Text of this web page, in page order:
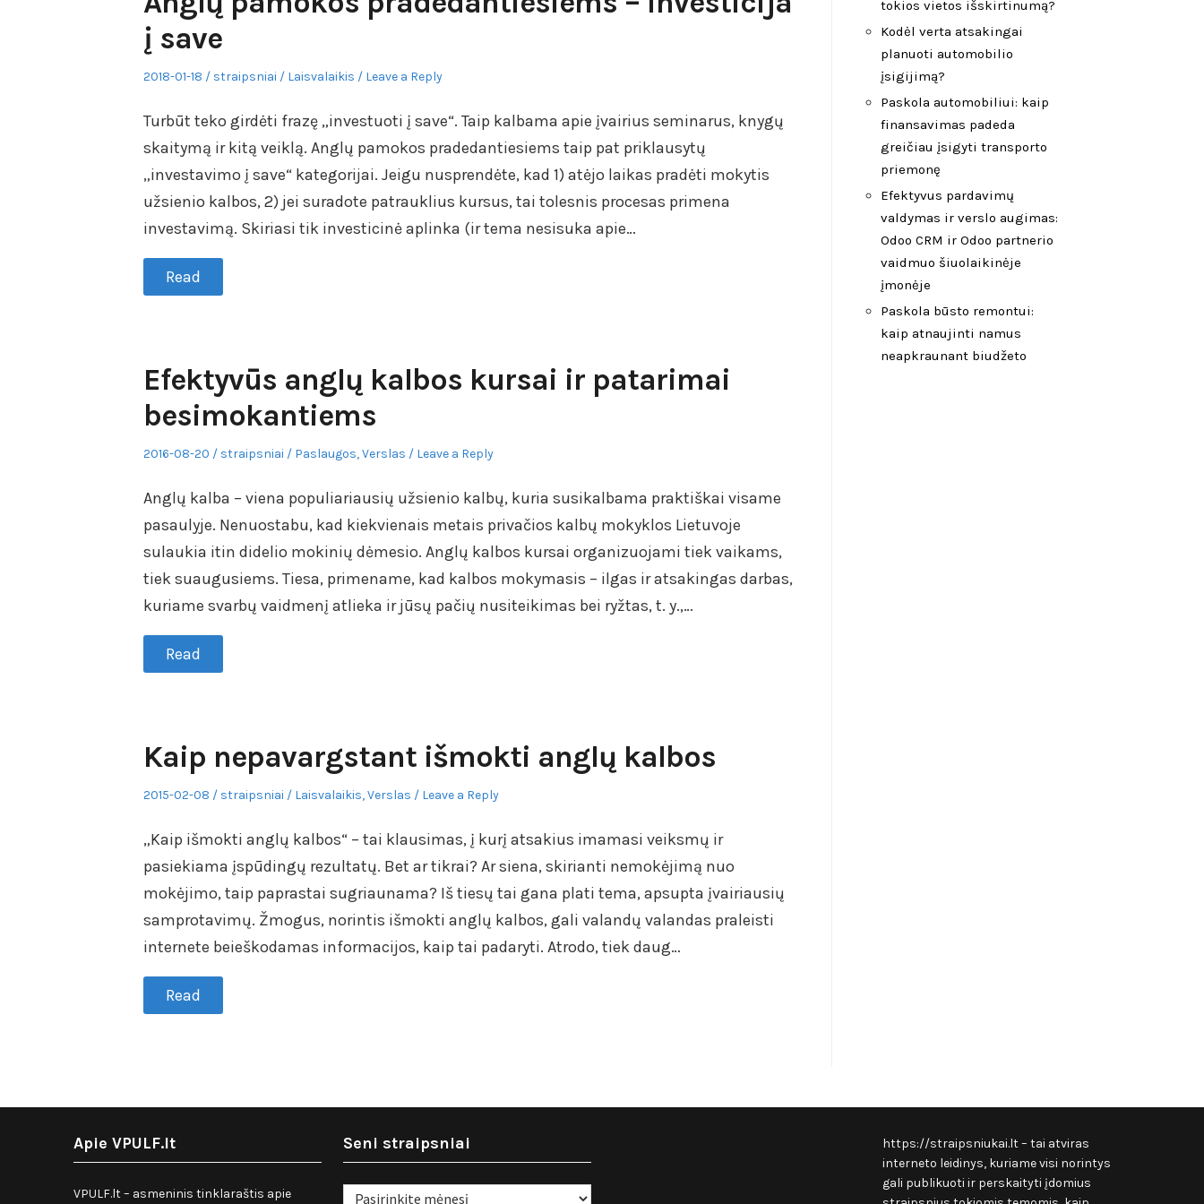
į save
Posted
2018-01-18 Author
straipsniai
Posted
Laisvalaikis Leave a Reply
Turbūt teko girdėti frazę „investuoti į save“. Taip kalbama apie įvairius seminarus, knygų
skaitymą ir kitą veiklą. Anglų pamokos pradedantiesiems taip pat priklausytų
„investavimo į save“ kategorijai. Jeigu nusprendėte, kad 1) atėjo laikas pradėti mokytis
užsienio kalbos, 2) jei suradote patrauklius kursus, tai tolesnis procesas primena
investavimą. Skiriasi tik investicinė aplinka (ir tema nesisuka apie…
Read
Efektyvūs anglų kalbos kursai ir patarimai
besimokantiems
Posted
2016-08-20 Author
straipsniai
Posted
Paslaugos,Verslas Leave a Reply
Anglų kalba – viena populiariausių užsienio kalbų, kuria susikalbama praktiškai visame
pasaulyje. Nenuostabu, kad kiekvienais metais privačios kalbų mokyklos Lietuvoje
sulaukia itin didelio mokinių dėmesio. Anglų kalbos kursai organizuojami tiek vaikams,
tiek suaugusiems. Tiesa, primename, kad kalbos mokymasis – ilgas ir atsakingas darbas,
kuriame svarbų vaidmenį atlieka ir jūsų pačių nusiteikimas bei ryžtas, t. y.,…
Read
Kaip nepavargstant išmokti anglų kalbos
Posted
2015-02-08 Author
straipsniai
Posted
Laisvalaikis,Verslas Leave a Reply
„Kaip išmokti anglų kalbos“ – tai klausimas, į kurį atsakius imamasi veiksmų ir
pasiekiama įspūdingų rezultatų. Bet ar tikrai? Ar siena, skirianti nemokėjimą nuo
mokėjimo, taip paprastai sugriaunama? Iš tiesų tai gana plati tema, apsupta įvairiausių
samprotavimų. Žmogus, norintis išmokti anglų kalbos, gali valandų valandas praleisti
internete beieškodamas informacijos, kaip tai padaryti. Atrodo, tiek daug…
Read
tokios vietos išskirtinumą?
Kodėl verta atsakingai
planuoti automobilio
įsigijimą?
Paskola automobiliui: kaip
finansavimas padeda
greičiau įsigyti transporto
priemonę
Efektyvus pardavimų
valdymas ir verslo augimas:
Odoo CRM ir Odoo partnerio
vaidmuo šiuolaikinėje
įmonėje
Paskola būsto remontui:
kaip atnaujinti namus
neapkraunant biudžeto
Apie VPULF.lt
VPULF.lt – asmeninis tinklaraštis apie
Seni straipsniai
Seni
https://straipsniukai.lt– tai atviras
interneto leidinys, kuriame visi norintys
gali publikuoti ir perskaityti įdomius